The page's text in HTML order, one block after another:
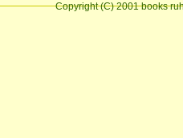
Copyright (C) 2001 books